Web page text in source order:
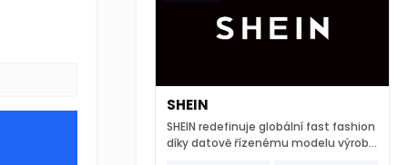
SHEIN
SHEIN redefinuje globální fast fashion
díky datově řízenému modelu výroby